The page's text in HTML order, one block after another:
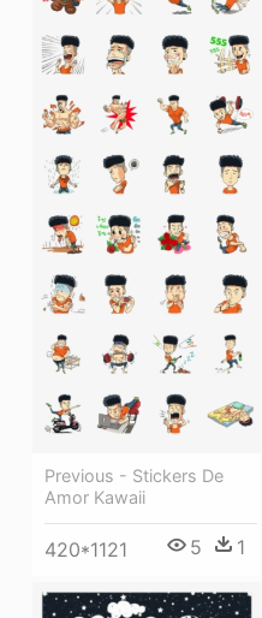
Previous - Stickers De
Amor Kawaii
420*1121 5 1